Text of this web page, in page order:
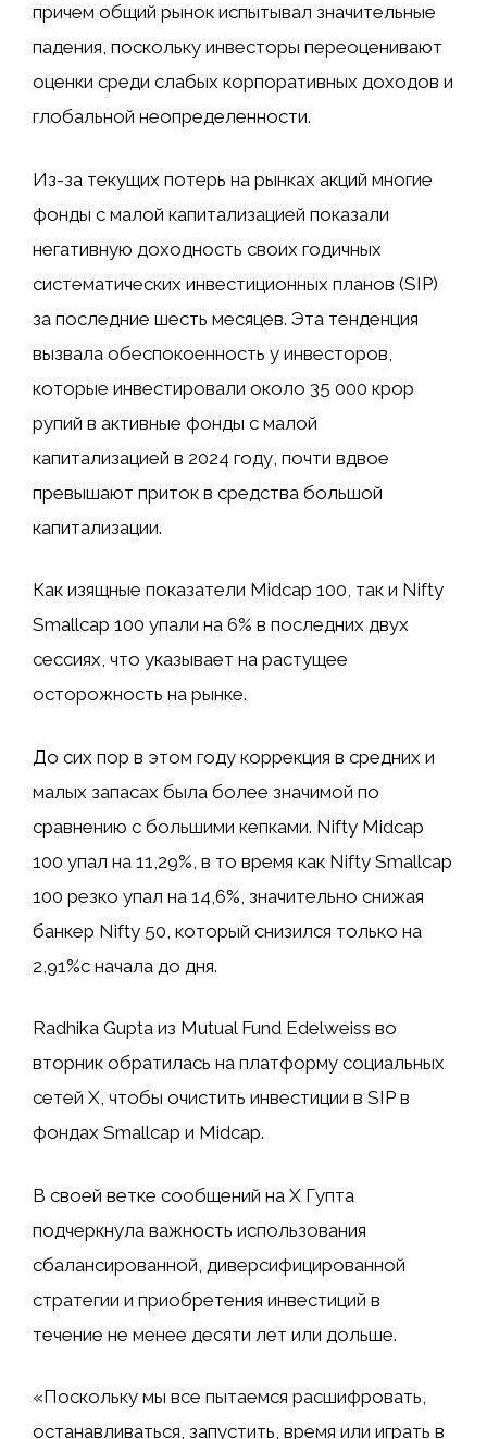
причем общий рынок испытывал значительные
падения, поскольку инвесторы переоценивают
оценки среди слабых корпоративных доходов и
глобальной неопределенности.
Из-за текущих потерь на рынках акций многие
фонды с малой капитализацией показали
негативную доходность своих годичных
систематических инвестиционных планов (SIP)
за последние шесть месяцев. Эта тенденция
вызвала обеспокоенность у инвесторов,
которые инвестировали около 35 000 крор
рупий в активные фонды с малой
капитализацией в 2024 году, почти вдвое
превышают приток в средства большой
капитализации.
Как изящные показатели Midcap 100, так и Nifty
Smallcap 100 упали на 6% в последних двух
сессиях, что указывает на растущее
осторожность на рынке.
До сих пор в этом году коррекция в средних и
малых запасах была более значимой по
сравнению с большими кепками. Nifty Midcap
100 упал на 11,29%, в то время как Nifty Smallcap
100 резко упал на 14,6%, значительно снижая
банкер Nifty 50, который снизился только на
2,91%с начала до дня.
Radhika Gupta из Mutual Fund Edelweiss во
вторник обратилась на платформу социальных
сетей X, чтобы очистить инвестиции в SIP в
фондах Smallcap и Midcap.
В своей ветке сообщений на X Гупта
подчеркнула важность использования
сбалансированной, диверсифицированной
стратегии и приобретения инвестиций в
течение не менее десяти лет или дольше.
«Поскольку мы все пытаемся расшифровать,
останавливаться, запустить, время или играть в